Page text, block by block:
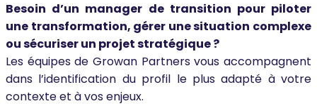
Besoin d’un manager de transition pour piloter
une transformation, gérer une situation complexe
ou sécuriser un projet stratégique ?
Les équipes de Growan Partners vous accompagnent
dans l’identification du profil le plus adapté à votre
contexte et à vos enjeux.